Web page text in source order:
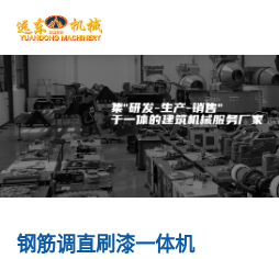
钢筋调直刷漆一体机